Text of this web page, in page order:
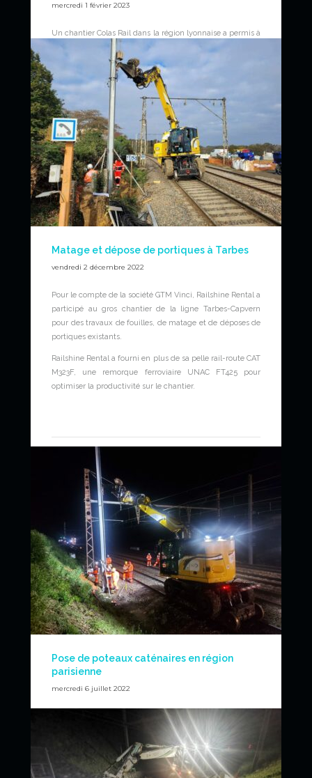
mercredi 1 février 2023
Un chantier Colas Rail dans la région lyonnaise a permis à
RAILSHINE RENTAL et ses pelles de réaliser des travaux
de voie sur les pneus de la pelle UNAC 22TRR.
Video
Matage et dépose de portiques à Tarbes
vendredi 2 décembre 2022
Pour le compte de la société GTM Vinci, Railshine Rental a
participé au gros chantier de la ligne Tarbes-Capvern
pour des travaux de fouilles, de matage et de déposes de
portiques existants.
Railshine Rental a fourni en plus de sa pelle rail-route CAT
M323F, une remorque ferroviaire UNAC FT425 pour
optimiser la productivité sur le chantier.
Pose de poteaux caténaires en région
parisienne
mercredi 6 juillet 2022
Pose de poteaux caténaire pour le compte de TSO
CATENAIRES. Avec notre bras de manutention pour un
meilleur positionnement.